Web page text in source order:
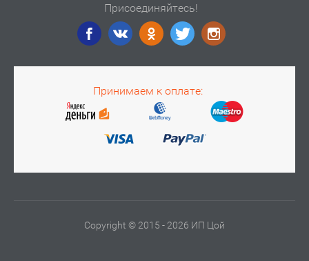
Присоединяйтесь!
Принимаем к оплате:
Copyright © 2015 - 2026 ИП Цой